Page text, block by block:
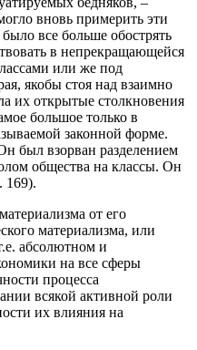
вновь примерить эти
все больше обострять
в непрекращающейся
или же под
якобы стоя над взаимно
их открытые столкновения
большое только в
законной форме.
был взорван разделением
общества на классы. Он
169).
от его
материализма, или
абсолютном и
на все сферы
процесса
всякой активной роли
их влияния на